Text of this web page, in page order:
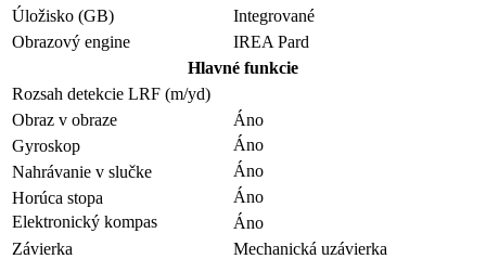
Úložisko (GB)
Integrované
Obrazový engine
IREA Pard
Hlavné funkcie
Rozsah detekcie LRF (m/yd)
Obraz v obraze
Áno
Gyroskop
Áno
Nahrávanie v slučke
Áno
Horúca stopa
Áno
Elektronický kompas
Áno
Závierka
Mechanická uzávierka